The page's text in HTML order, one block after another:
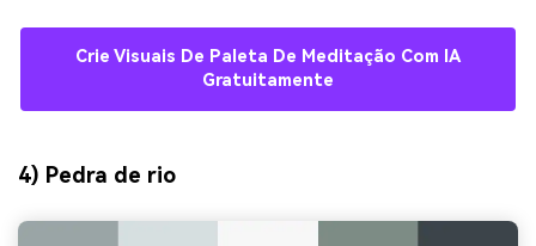
Crie Visuais De Paleta De Meditação Com IA
Gratuitamente
4) Pedra de rio